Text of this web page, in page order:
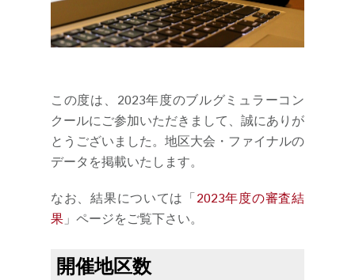
この度は、2023年度のブルグミュラーコン
クールにご参加いただきまして、誠にありが
とうございました。地区大会・ファイナルの
データを掲載いたします。
なお、結果については「2023年度の審査結
果」ページをご覧下さい。
開催地区数